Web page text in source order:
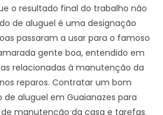
o resultado final do trabalho não
de aluguel é uma designação
passaram a usar para o famoso
gente boa, entendido em
relacionadas à manutenção da
reparos. Contratar um bom
de aluguel em Guaianazes para
manutenção da casa e tarefas